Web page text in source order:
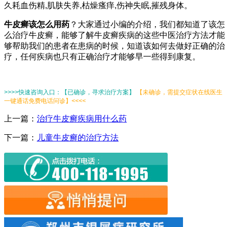
久耗血伤精,肌肤失养,枯燥瘙痒,伤神失眠,摧残身体。
牛皮癣该怎么用药 ？大家通过小编的介绍，我们都知道了该怎
么治疗牛皮癣，能够了解牛皮癣疾病的这些中医治疗方法才能
够帮助我们的患者在患病的时候，知道该如何去做好正确的治
疗，任何疾病也只有正确治疗才能够早一些得到康复。
>>>>快速咨询入口：【已确诊，寻求治疗方案】
【未确诊，需提交症状在线医生
一键通话免费电话问诊】<<<<
上一篇： 治疗牛皮癣疾病用什么药
下一篇： 儿童牛皮癣的治疗方法